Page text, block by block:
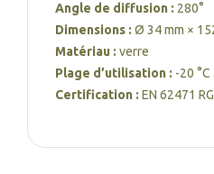
Angle de diffusion : 280°
Dimensions : Ø 34 mm ×
Matériau : verre
Plage d’utilisation : -20 °C
Certification : EN 62471